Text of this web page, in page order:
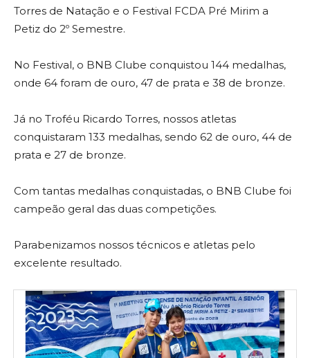
Torres de Natação e o Festival FCDA Pré Mirim a
Petiz do 2º Semestre.
No Festival, o BNB Clube conquistou 144 medalhas,
onde 64 foram de ouro, 47 de prata e 38 de bronze.
Já no Troféu Ricardo Torres, nossos atletas
conquistaram 133 medalhas, sendo 62 de ouro, 44 de
prata e 27 de bronze.
Com tantas medalhas conquistadas, o BNB Clube foi
campeão geral das duas competições.
Parabenizamos nossos técnicos e atletas pelo
excelente resultado.